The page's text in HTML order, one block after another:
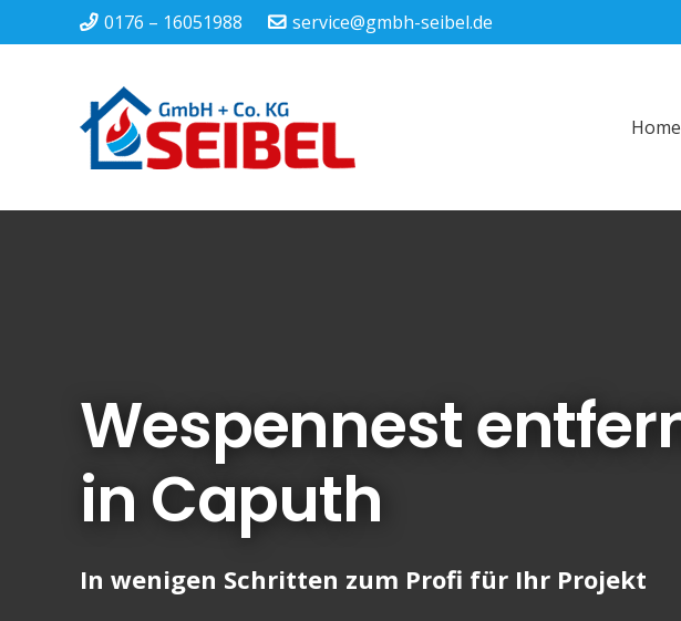
0176 – 16051988 service@gmbh-seibel.de
Home
Wespennest
in Caputh
In wenigen Schritten zum Profi für Ihr Projekt